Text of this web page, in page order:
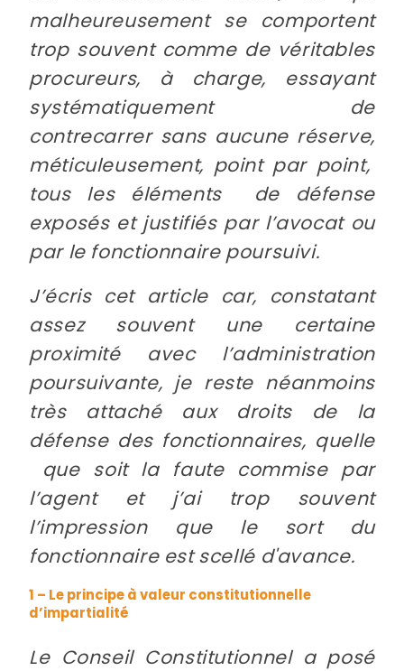
malheureusement se comportent
trop souvent comme de véritables
procureurs, à charge, essayant
systématiquement de
contrecarrer sans aucune réserve,
méticuleusement, point par point,
tous les éléments de défense
exposés et justifiés par l’avocat ou
par le fonctionnaire poursuivi.
J’écris cet article car, constatant
assez souvent une certaine
proximité avec l’administration
poursuivante, je reste néanmoins
très attaché aux droits de la
défense des fonctionnaires, quelle
que soit la faute commise par
l’agent et j’ai trop souvent
l’impression que le sort du
fonctionnaire est scellé d'avance.
1 – Le principe à valeur constitutionnelle
d’impartialité
Le Conseil Constitutionnel a posé